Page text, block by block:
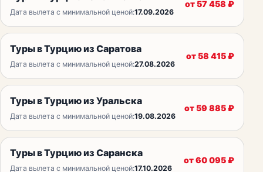
Дата вылета с минимальной ценой:17.09.2026
от57 458 ₽
Туры в Турцию из Саратова
Дата вылета с минимальной ценой:27.08.2026
от58 415₽
Туры в Турцию из Уральска
Дата вылета с минимальной ценой:19.08.2026
от59 885₽
Туры в Турцию из Саранска
Дата вылета с минимальной ценой:17.10.2026
от60 095₽